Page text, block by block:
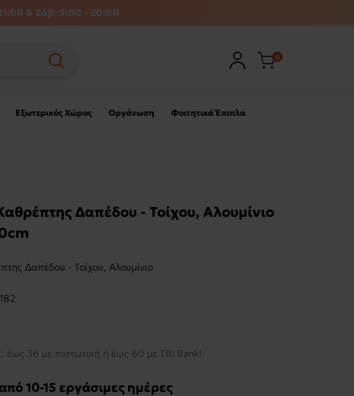
& Σάβ: 9:00 - 20:00
0
Εξωτερικός Χώρος Οργάνωση Φοιτητικά Έπιπλα
Δαπέδου - Τοίχου, Αλουμίνιο
Δαπέδου - Τοίχου, Αλουμίνιο
έως 36 με πιστωτική ή έως 60 με TBI Bank!
10-15 εργάσιμες ημέρες